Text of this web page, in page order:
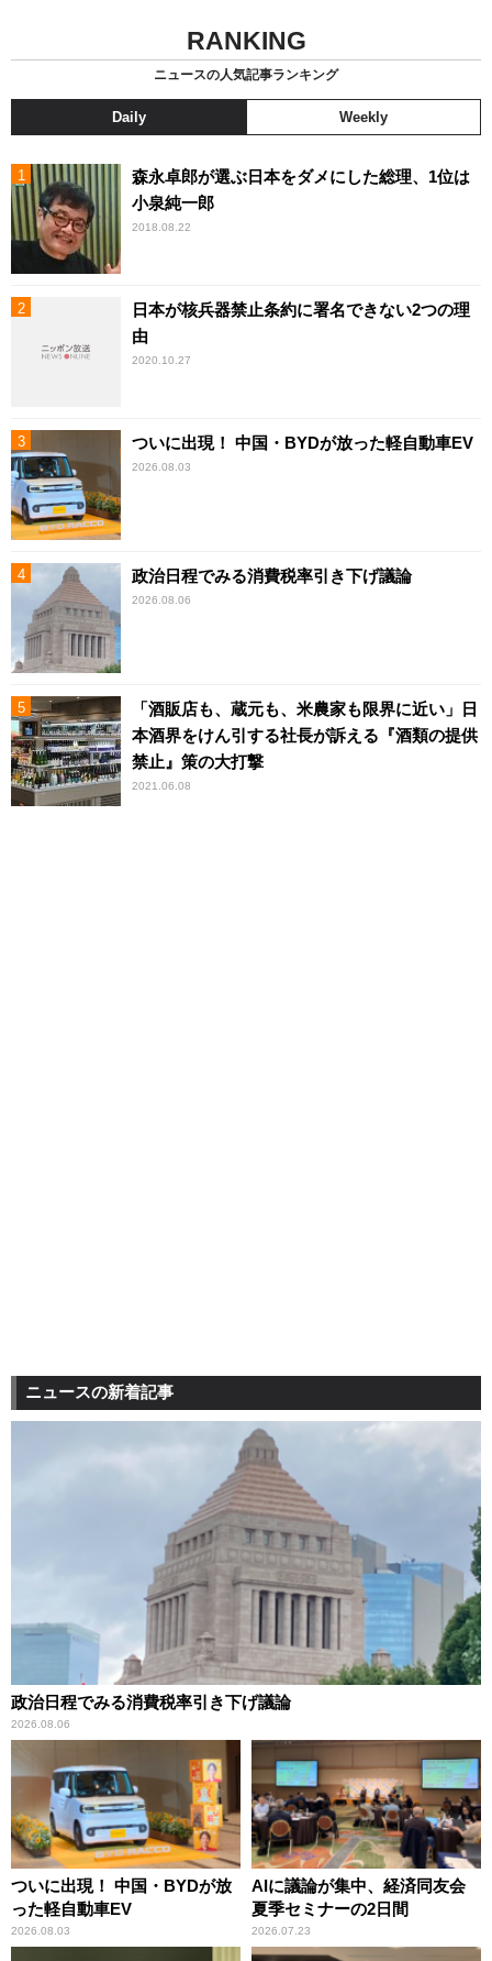
RANKING
ニュースの人気記事ランキング
Daily Weekly
森永卓郎が選ぶ日本をダメにした総理、1位は
小泉純一郎
2018.08.22
日本が核兵器禁止条約に署名できない2つの理
由
2020.10.27
ついに出現！ 中国・BYDが放った軽自動車EV
2026.08.03
政治日程でみる消費税率引き下げ議論
2026.08.06
「酒販店も、蔵元も、米農家も限界に近い」日
本酒界をけん引する社長が訴える『酒類の提供
禁止』策の大打撃
2021.06.08
ニュースの新着記事
政治日程でみる消費税率引き下げ議論
2026.08.06
ついに出現！ 中国・BYDが放
った軽自動車EV
2026.08.03
AIに議論が集中、経済同友会
夏季セミナーの2日間
2026.07.23